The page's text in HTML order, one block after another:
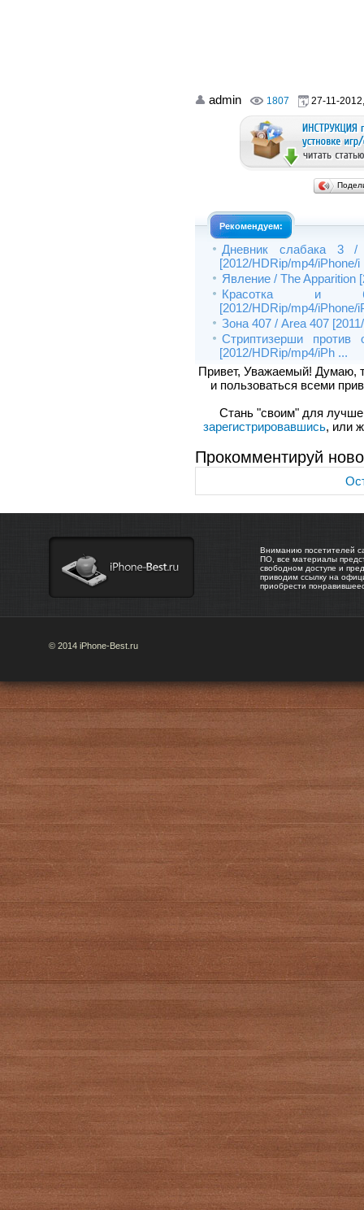
admin 1807 27-11-
Рекомендуем:
Дневник слабака 3
[2012/HDRip/mp4/iPhone/i
Явление / The Apparition
Красотка и
[2012/HDRip/mp4/iPhone/
Зона 407 / Area 407
Стриптизерши
[2012/HDRip/mp4/iPh ...
Привет, Уважаемый! Думаю,
и пользоваться всеми
Стань "своим" для
зарегистрировавшись, или
Прокомментируй
Вниманию посетителей
ПО, все материалы
свободном доступе и
приводим ссылку на
приобрести
© 2014 iPhone-Best.ru